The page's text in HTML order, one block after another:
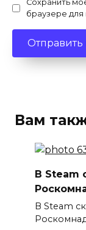
Сохранить
браузере
Вам
В Steam
В Steam